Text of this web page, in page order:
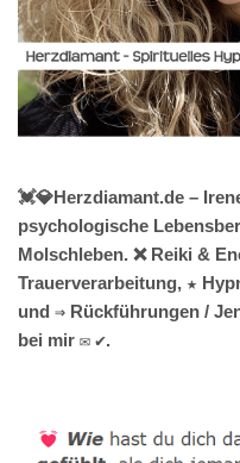
💓️💎Herzdiamant.de –
psychologische
Molschleben. ❌ Reiki &
Trauerverarbeitung, ★
und ⇒ Rückführungen /
bei mir ✉ ✔.